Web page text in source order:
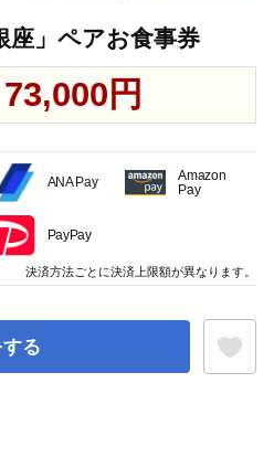
座」ペアお食事券
73,000円
る
ANA Pay
Amazon
Pay
PayPay
決済方法ごとに決済上限額が異なります。